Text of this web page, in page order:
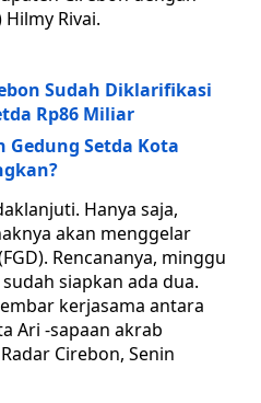
Rivai.
Sudah Diklarifikasi
Rp86 Miliar
Gedung Setda Kota
Hanya saja,
akan menggelar
Rencananya, minggu
siapkan ada dua.
kerjasama antara
Ari -sapaan akrab
Cirebon, Senin